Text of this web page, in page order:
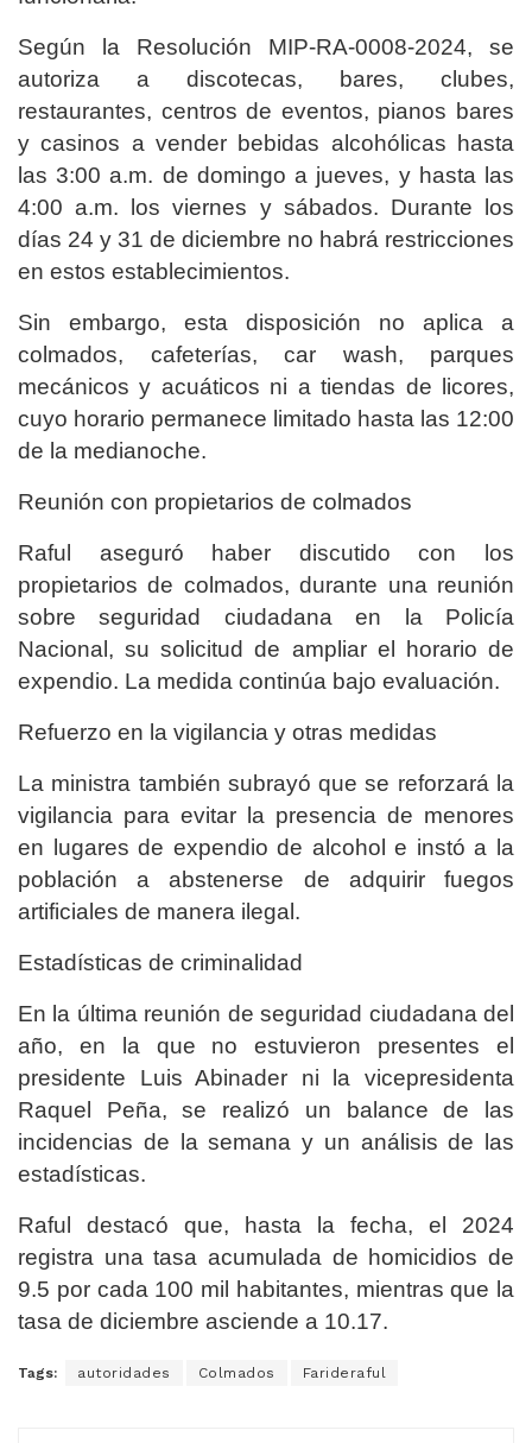
Según la Resolución MIP-RA-0008-2024, se
autoriza a discotecas, bares, clubes,
restaurantes, centros de eventos, pianos bares
y casinos a vender bebidas alcohólicas hasta
las 3:00 a.m. de domingo a jueves, y hasta las
4:00 a.m. los viernes y sábados. Durante los
días 24 y 31 de diciembre no habrá restricciones
en estos establecimientos.
Sin embargo, esta disposición no aplica a
colmados, cafeterías, car wash, parques
mecánicos y acuáticos ni a tiendas de licores,
cuyo horario permanece limitado hasta las 12:00
de la medianoche.
Reunión con propietarios de colmados
Raful aseguró haber discutido con los
propietarios de colmados, durante una reunión
sobre seguridad ciudadana en la Policía
Nacional, su solicitud de ampliar el horario de
expendio. La medida continúa bajo evaluación.
Refuerzo en la vigilancia y otras medidas
La ministra también subrayó que se reforzará la
vigilancia para evitar la presencia de menores
en lugares de expendio de alcohol e instó a la
población a abstenerse de adquirir fuegos
artificiales de manera ilegal.
Estadísticas de criminalidad
En la última reunión de seguridad ciudadana del
año, en la que no estuvieron presentes el
presidente Luis Abinader ni la vicepresidenta
Raquel Peña, se realizó un balance de las
incidencias de la semana y un análisis de las
estadísticas.
Raful destacó que, hasta la fecha, el 2024
registra una tasa acumulada de homicidios de
9.5 por cada 100 mil habitantes, mientras que la
tasa de diciembre asciende a 10.17.
Tags: autoridades Colmados Farideraful